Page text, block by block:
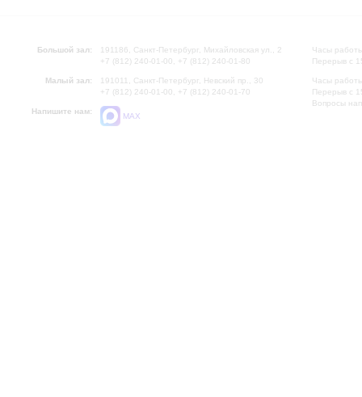
Большой зал:
191186, Санкт-Петербург, Михайловская ул., 2
+7 (812) 240-01-00, +7 (812) 240-01-80
Малый зал:
191011, Санкт-Петербург, Невский пр., 30
+7 (812) 240-01-00, +7 (812) 240-01-70
Напишите нам:
MAX
Часы
Перерыв с
Часы
Перерыв с
Вопросы